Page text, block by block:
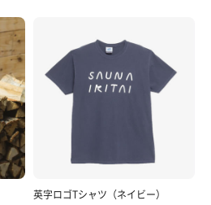
英字ロゴTシャツ（ネイビー）